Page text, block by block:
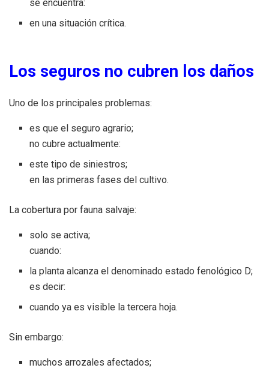
se encuentra:
en una situación crítica.
Los seguros no cubren los daños
Uno de los principales problemas:
es que el seguro agrario;
no cubre actualmente:
este tipo de siniestros;
en las primeras fases del cultivo.
La cobertura por fauna salvaje:
solo se activa;
cuando:
la planta alcanza el denominado estado fenológico D;
es decir:
cuando ya es visible la tercera hoja.
Sin embargo:
muchos arrozales afectados;